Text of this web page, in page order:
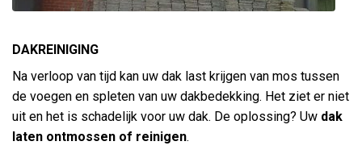
DAKREINIGING
Na verloop van tijd kan uw dak last krijgen van mos tussen
de voegen en spleten van uw dakbedekking. Het ziet er niet
uit en het is schadelijk voor uw dak. De oplossing? Uw dak
laten ontmossen of reinigen.